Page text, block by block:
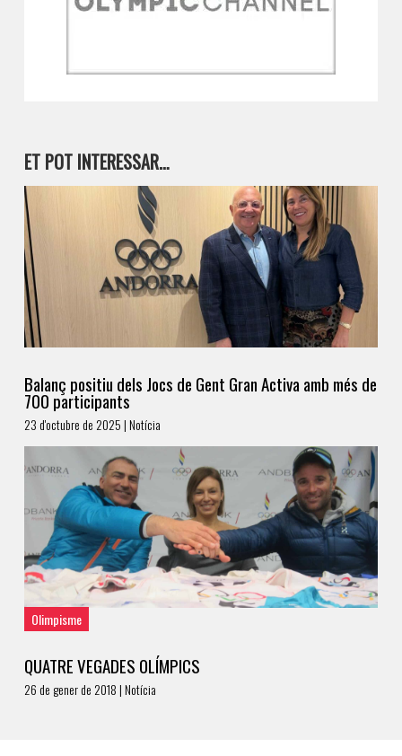
ET POT INTERESSAR…
Balanç positiu dels Jocs de Gent Gran Activa amb més de
700 participants
23 d'octubre de 2025 | Notícia
Olimpisme
QUATRE VEGADES OLÍMPICS
26 de gener de 2018 | Notícia